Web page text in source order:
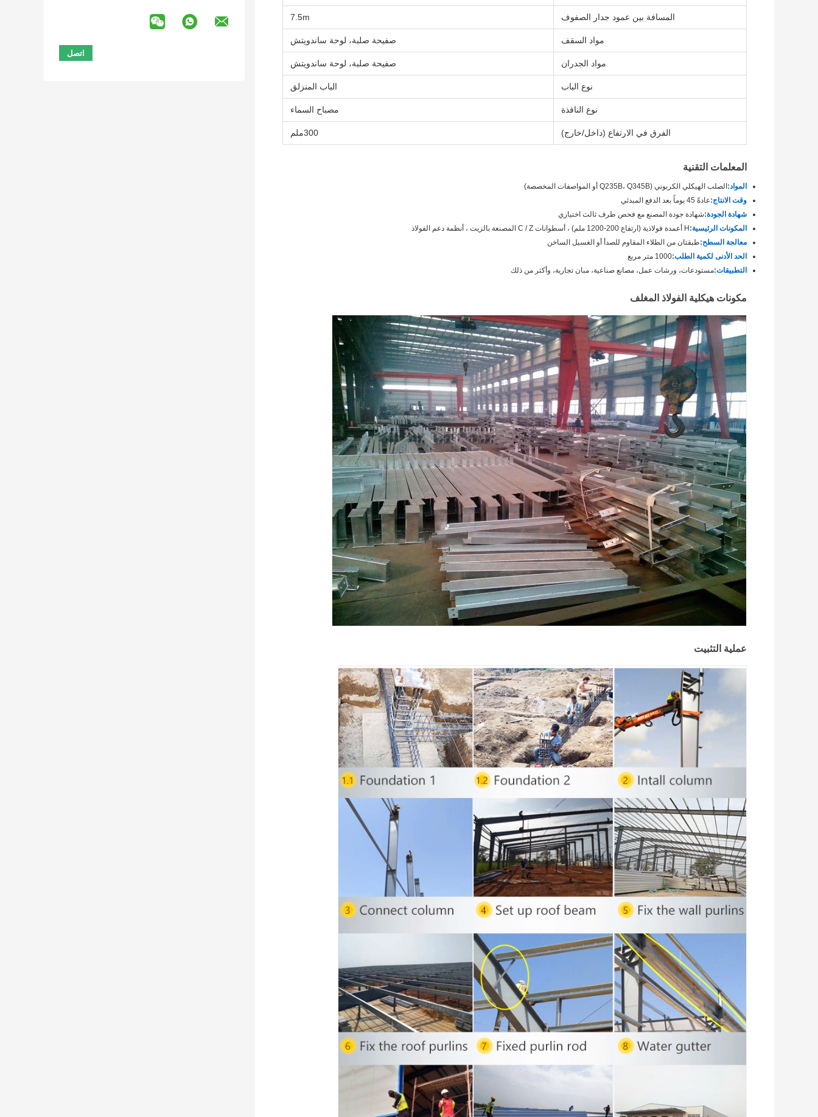
المسافة بين عمود جدار الصفوف 7.5m
مواد السقف صفيحة صلبة، لوحة ساندويتش
مواد الجدران صفيحة صلبة، لوحة ساندويتش
نوع الباب الباب المنزلق
نوع النافذة مصباح السماء
الفرق في الارتفاع (داخل/خارج) 300ملم
المعلمات التقنية
المواد: الصلب الهيكلي الكربوني (Q235B، Q345B أو المواصفات المخصصة)
وقت الانتاج:عادةً 45 يوماً بعد الدفع المبدئي
شهادة الجودة:شهادة جودة المصنع مع فحص طرف ثالث اختياري
المكونات الرئيسية: H أعمدة فولاذية (ارتفاع 200-1200 ملم) ، أسطوانات C / Z المصنعة بالزيت ، أنظمة دعم الفولاذ
معالجة السطح:طبقتان من الطلاء المقاوم للصدأ أو الغسيل الساخن
الحد الأدنى لكمية الطلب:1000 متر مربع
التطبيقات:مستودعات، ورشات عمل، مصانع صناعية، مبان تجارية، وأكثر من ذلك
مكونات هيكلية الفولاذ المغلف
عملية التثبيت